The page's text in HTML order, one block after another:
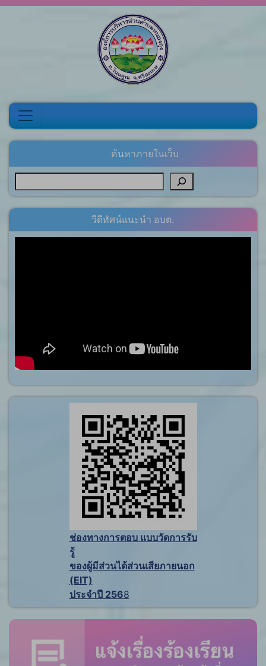
ค้นหาภายในเว็บ
วีดีทัศน์แนะนำ อบต.
ช่องทางการตอบ แบบวัดการรับ
รู้
ของผู้มีส่วนได้ส่วนเสียภายนอก
(EIT)
ประจำปี 2568